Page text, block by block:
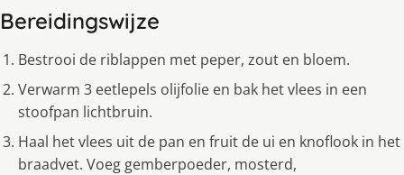
Bereidingswijze
Bestrooi de riblappen met peper, zout en bloem.
Verwarm 3 eetlepels olijfolie en bak het vlees in een
stoofpan lichtbruin.
Haal het vlees uit de pan en fruit de ui en knoflook in het
braadvet. Voeg gemberpoeder, mosterd,